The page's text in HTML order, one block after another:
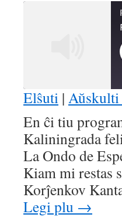
RSS FEED
LINK
EMBED
Elŝuti | Aŭskulti
En ĉi tiu
Kaliningrada
La Ondo de
Kiam mi restas
Korĵenkov
Legi plu →